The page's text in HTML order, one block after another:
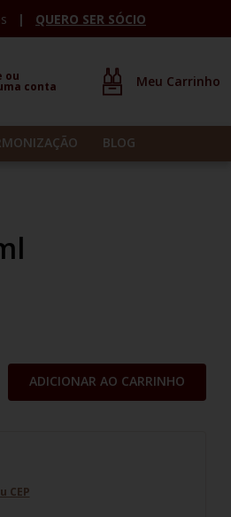
QUERO SER SÓCIO
ou
conta
BLOG
ADICIONAR AO CARRINHO
CEP